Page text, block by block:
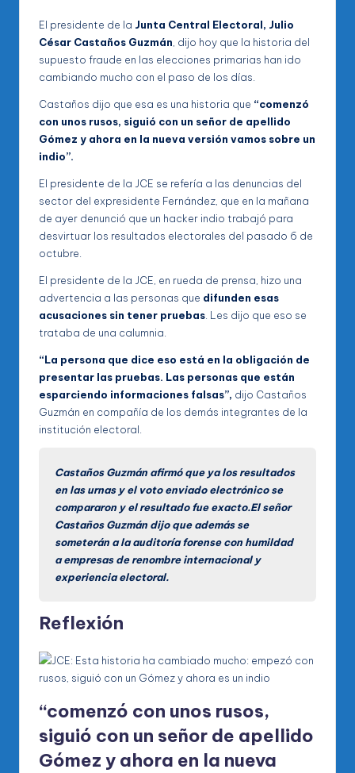
El presidente de la Junta Central Electoral, Julio
César Castaños Guzmán, dijo hoy que la historia del
supuesto fraude en las elecciones primarias han ido
cambiando mucho con el paso de los días.
Castaños dijo que esa es una historia que “comenzó
con unos rusos, siguió con un señor de apellido
Gómez y ahora en la nueva versión vamos sobre un
indio”.
El presidente de la JCE se refería a las denuncias del
sector del expresidente Fernández, que en la mañana
de ayer denunció que un hacker indio trabajó para
desvirtuar los resultados electorales del pasado 6 de
octubre.
El presidente de la JCE, en rueda de prensa, hizo una
advertencia a las personas que difunden esas
acusaciones sin tener pruebas. Les dijo que eso se
trataba de una calumnia.
“La persona que dice eso está en la obligación de
presentar las pruebas. Las personas que están
esparciendo informaciones falsas”, dijo Castaños
Guzmán en compañía de los demás integrantes de la
institución electoral.
Castaños Guzmán afirmó que ya los resultados
en las urnas y el voto enviado electrónico se
compararon y el resultado fue exacto.El señor
Castaños Guzmán dijo que además se
someterán a la auditoría forense con humildad
a empresas de renombre internacional y
experiencia electoral.
Reflexión
“comenzó con unos rusos,
siguió con un señor de apellido
Gómez y ahora en la nueva